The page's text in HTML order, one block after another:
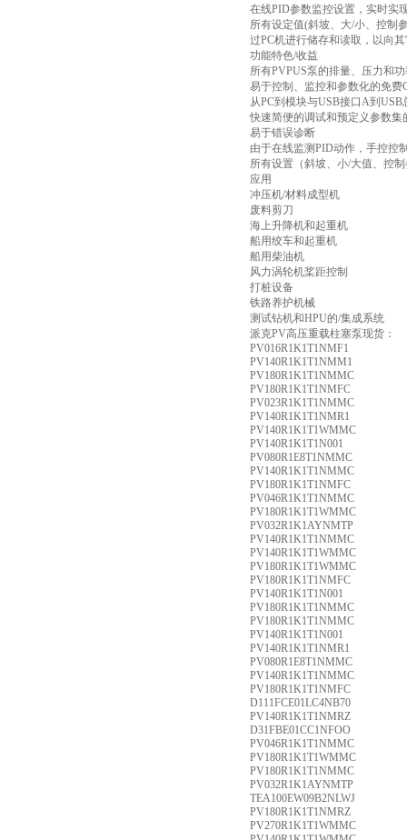
在线PID参数监控设置，实时实
所有设定值(斜坡、大/小、控制
过PC机进行储存和读取，以向
功能特色/收益
所有PVPUS泵的排量、压力和
易于控制、监控和参数化的免费
从PC到模块与USB接口A到
快速简便的调试和预定义参数集
易于错误诊断
由于在线监测PID动作，手控控
所有设置（斜坡、小/大值、控
应用
冲压机/材料成型机
废料剪刀
海上升降机和起重机
船用绞车和起重机
船用柴油机
风力涡轮机桨距控制
打桩设备
铁路养护机械
测试钻机和HPU的/集成系统
派克PV高压重载柱塞泵现货：
PV016R1K1T1NMF1
PV140R1K1T1NMM1
PV180R1K1T1NMMC
PV180R1K1T1NMFC
PV023R1K1T1NMMC
PV140R1K1T1NMR1
PV140R1K1T1WMMC
PV140R1K1T1N001
PV080R1E8T1NMMC
PV140R1K1T1NMMC
PV180R1K1T1NMFC
PV046R1K1T1NMMC
PV180R1K1T1WMMC
PV032R1K1AYNMTP
PV140R1K1T1NMMC
PV140R1K1T1WMMC
PV180R1K1T1WMMC
PV180R1K1T1NMFC
PV140R1K1T1N001
PV180R1K1T1NMMC
PV180R1K1T1NMMC
PV140R1K1T1N001
PV140R1K1T1NMR1
PV080R1E8T1NMMC
PV140R1K1T1NMMC
PV180R1K1T1NMFC
D111FCE01LC4NB70
PV140R1K1T1NMRZ
D31FBE01CC1NFOO
PV046R1K1T1NMMC
PV180R1K1T1WMMC
PV180R1K1T1NMMC
PV032R1K1AYNMTP
TEA100EW09B2NLWJ
PV180R1K1T1NMRZ
PV270R1K1T1WMMC